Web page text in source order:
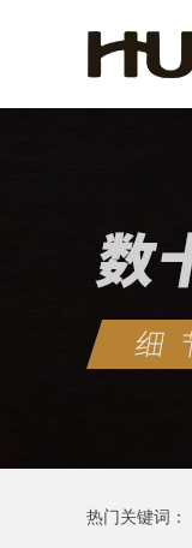
热门关键词：